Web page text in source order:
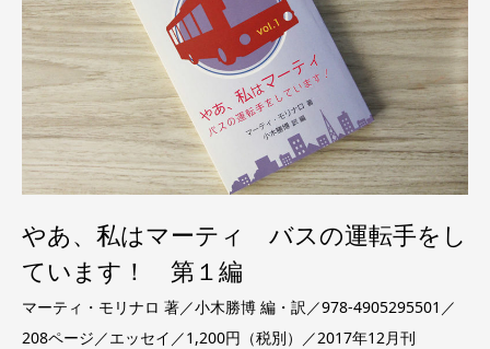
やあ、私はマーティ バスの運転手をし
ています！ 第１編
マーティ・モリナロ 著／小木勝博 編・訳／978-4905295501／
208ページ／エッセイ／1,200円（税別）／2017年12月刊